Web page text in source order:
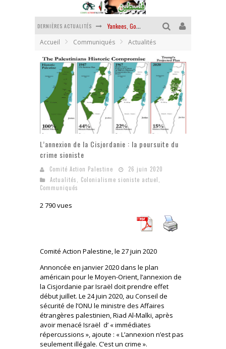
DERNIÈRES ACTUALITÉS Yankees, Go home !
Chantage terroriste
La révolution ou rien
Des accords de paix sans le peuple et contre le peuple
La banalité du mal colonial
Accueil Communiqués Actualités
L’annexion de la Cisjordanie : la poursuite du
crime sioniste
Comité Action Palestine
26 juin 2020
Actualités
Colonialisme sioniste actuel
Communiqués
2 790 vues
Comité Action Palestine, le 27 juin 2020
Annoncée en janvier 2020 dans le plan
américain pour le Moyen-Orient, l’annexion de
la Cisjordanie par Israël doit prendre effet
début juillet. Le 24 juin 2020, au Conseil de
sécurité de l’ONU le ministre des Affaires
étrangères palestinien, Riad Al-Malki, après
avoir menacé Israël d’ « immédiates
répercussions », ajoute : « L’annexion n’est pas
seulement illégale. C’est un crime ».